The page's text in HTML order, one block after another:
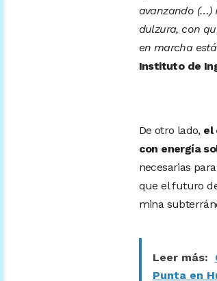
avanzando (…)
dulzura, con
en marcha
Instituto de
De otro lado, el
con energía
necesarias
que el futuro
mina
Leer más:
Punta en